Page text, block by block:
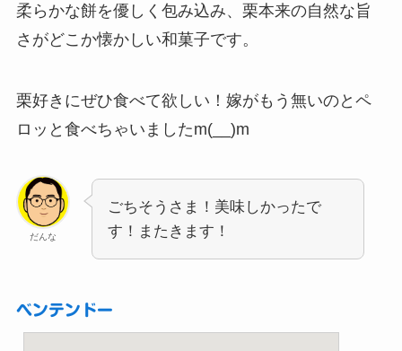
柔らかな餅を優しく包み込み、栗本来の自然な旨
さがどこか懐かしい和菓子です。
栗好きにぜひ食べて欲しい！嫁がもう無いのとペ
ロッと食べちゃいましたm(__)m
だんな
ごちそうさま！美味しかったで
す！またきます！
ベンテンドー